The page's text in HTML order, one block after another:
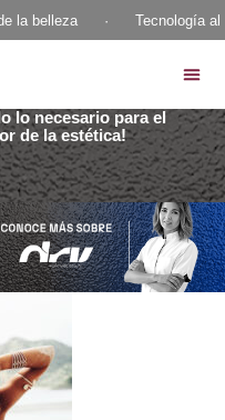
la belleza Tecnología al
lo necesario para el
de la estética!